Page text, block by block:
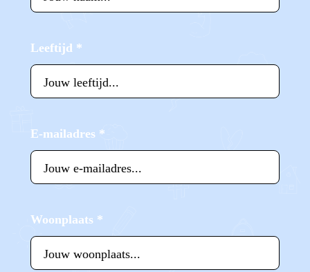
Leeftijd *
E-mailadres *
Woonplaats *